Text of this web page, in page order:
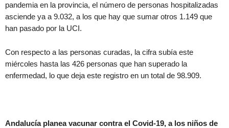
pandemia en la provincia, el número de personas hospitalizadas
asciende ya a 9.032, a los que hay que sumar otros 1.149 que
han pasado por la UCI.
Con respecto a las personas curadas, la cifra subía este
miércoles hasta las 426 personas que han superado la
enfermedad, lo que deja este registro en un total de 98.909.
Andalucía planea vacunar contra el Covid-19, a los niños de